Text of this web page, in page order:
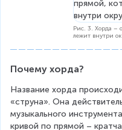
Рис. 3. Хорда –
лежит внутри
Почему хорда?
Название хорда
«струна». Она
музыкального
кривой по прямой –